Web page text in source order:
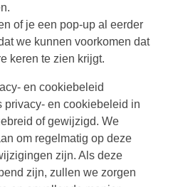
of je een pop-up al eerder
we kunnen voorkomen dat
keren te zien krijgt.
en cookiebeleid
privacy- en cookiebeleid in
of gewijzigd. We
om regelmatig op deze
zijn. Als deze
zijn, zullen we zorgen